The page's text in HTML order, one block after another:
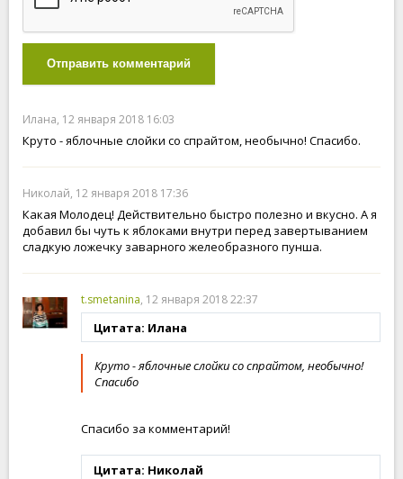
Отправить комментарий
Илана, 12 января 2018 16:03
Круто - яблочные слойки со спрайтом, необычно! Спасибо.
Николай, 12 января 2018 17:36
Какая Молодец! Действительно быстро полезно и вкусно. А я
добавил бы чуть к яблоками внутри перед завертыванием
сладкую ложечку заварного желеобразного пунша.
t.smetanina, 12 января 2018 22:37
Цитата: Илана
Круто - яблочные слойки со спрайтом, необычно!
Спасибо
Спасибо за комментарий!
Цитата: Николай